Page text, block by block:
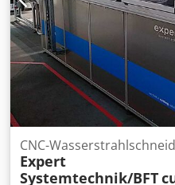
Ihren Betrieb verkaufen,
Weitere Angebote finden Sie
Besichtigungen sind nach
uns auf Ihren Besuch. Ihr
CNC-
Expert
Systemtechnik/BFT